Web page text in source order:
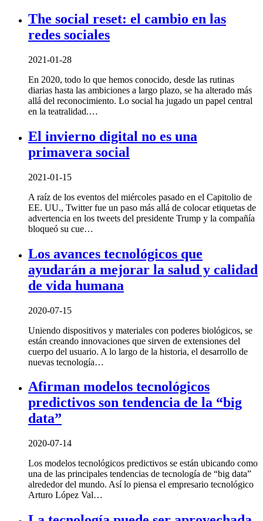
The social reset: el cambio en las
redes sociales
2021-01-28
En 2020, todo lo que hemos conocido, desde las rutinas
diarias hasta las ambiciones a largo plazo, se ha alterado más
allá del reconocimiento. Lo social ha jugado un papel central
en la teatralidad.…
El invierno digital no es una
primavera social
2021-01-15
A raíz de los eventos del miércoles pasado en el Capitolio de
EE. UU., Twitter fue un paso más allá de colocar etiquetas de
advertencia en los tweets del presidente Trump y la compañía
bloqueó su cue…
Los avances tecnológicos que
ayudarán a mejorar la salud y calidad
de vida humana
2020-07-15
Uniendo dispositivos y materiales con poderes biológicos, se
están creando innovaciones que sirven de extensiones del
cuerpo del usuario. A lo largo de la historia, el desarrollo de
nuevas tecnología…
Afirman modelos tecnológicos
predictivos son tendencia de la “big
data”
2020-07-14
Los modelos tecnológicos predictivos se están ubicando como
una de las principales tendencias de tecnología de “big data”
alrededor del mundo. Así lo piensa el empresario tecnológico
Arturo López Val…